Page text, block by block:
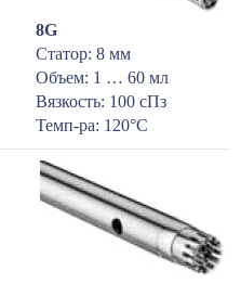
8G
Статор: 8 мм
Объем: 1 … 60 мл
Вязкость: 100 сПз
Темп-ра: 120°С